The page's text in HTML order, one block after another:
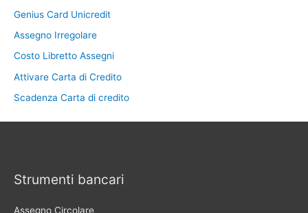
Genius Card Unicredit
Assegno Irregolare
Costo Libretto Assegni
Attivare Carta di Credito
Scadenza Carta di credito
Strumenti bancari
Assegno Circolare